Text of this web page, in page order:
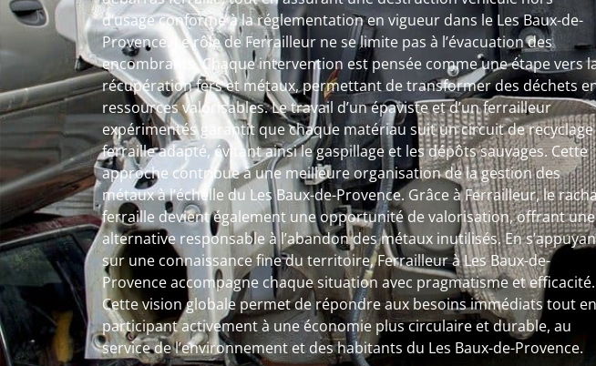
d’usage conforme à la réglementation en vigueur dans le Les Baux-de-
Provence. Le rôle de Ferrailleur ne se limite pas à l’évacuation des
encombrants. Chaque intervention est pensée comme une étape vers
récupération fers et métaux, permettant de transformer des déchets
ressources valorisables. Le travail d’un épaviste et d’un ferrailleur
expérimentés garantit que chaque matériau suit un circuit de recyclage
ferraille adapté, évitant ainsi le gaspillage et les dépôts sauvages. Cette
approche contribue à une meilleure organisation de la gestion des
métaux à l’échelle du Les Baux-de-Provence. Grâce à Ferrailleur, le
ferraille devient également une opportunité de valorisation, offrant une
alternative responsable à l’abandon des métaux inutilisés. En
sur une connaissance fine du territoire, Ferrailleur à Les Baux-de-
Provence accompagne chaque situation avec pragmatisme et efficacité.
Cette vision globale permet de répondre aux besoins immédiats tout en
participant activement à une économie plus circulaire et durable, au
service de l’environnement et des habitants du Les Baux-de-Provence.